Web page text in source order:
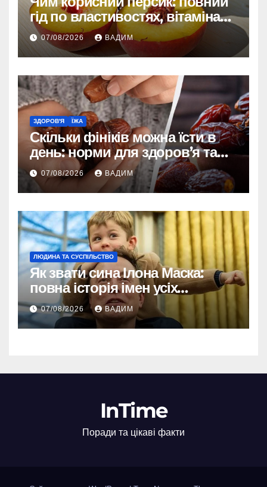
гід по властивостях, вітамінах і
впливі на організм
07/08/2026 ВАДИМ
ЗДОРОВ'Я ЇЖА
Скільки фініків можна їсти в
день: норми для здоров’я та
енергії
07/08/2026 ВАДИМ
ЛЮДИНА ТА СУСПІЛЬСТВО
Як звати сина Ілона Маска:
повна історія імен усіх
хлопчиків мільярдера
07/08/2026 ВАДИМ
InTime
Поради та цікаві факти